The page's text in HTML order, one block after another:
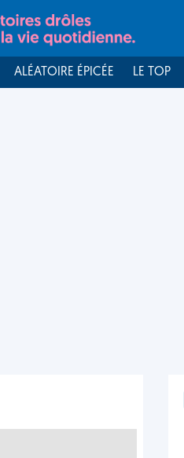
ALÉATOIRE ÉPICÉE LE TOP